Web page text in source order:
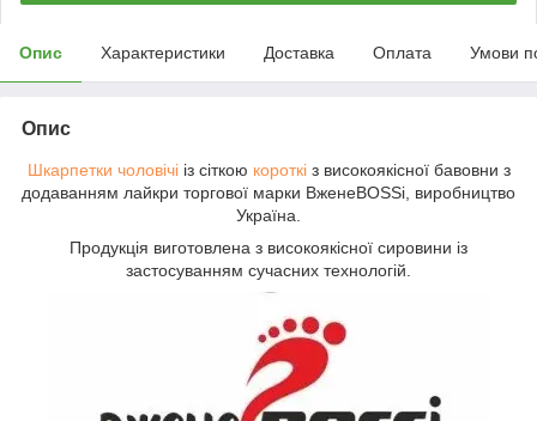
Опис Характеристики Доставка Оплата Умови
Опис
Шкарпетки чоловічііз сіткою короткіз високоякісної бавовни з
додаванням лайкри торгової марки ВженеBOSSі, виробництво
Україна.
Продукція виготовлена з високоякісної сировини із
застосуванням сучасних технологій.